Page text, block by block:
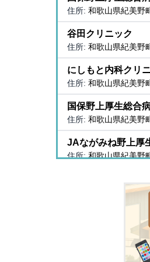
住所: 和歌山県紀美野
谷田クリニック
住所: 和歌山県紀美野
にしもと内科クリ
住所: 和歌山県紀美野
国保野上厚生総合
住所: 和歌山県紀美野
JAながみね野上厚
住所:和歌山県紀美野
和歌山県紀美野
野上厚生総合病院
和歌山県紀美